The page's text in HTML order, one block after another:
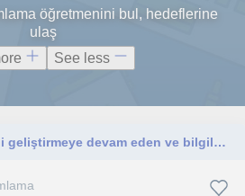
öğretmenini bul, hedeflerine
ulaş
See less
Yazılım alanında kendini geliştirmeye devam eden ve bilgilerini paylaşmayı seven bir yazılım mühendisliği öğrencisiyim.